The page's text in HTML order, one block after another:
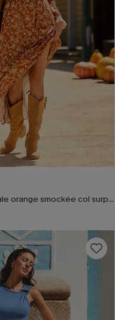
Robe longue florale orange smockée col surplis